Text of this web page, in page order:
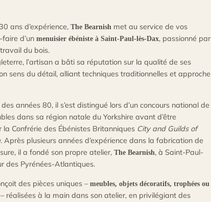
ans d’expérience,The Bearnish met au service de vos
faire d’unmenuisier ébéniste à Saint-Paul-lès-Dax, passionné par
du bois.
l’artisan a bâti sa réputation sur la qualité de ses
sens du détail, alliant techniques traditionnelles et approche
années 80, il s’est distingué lors d’un concours national de
dans sa région natale du Yorkshire avant d’être
la Confrérie des Ébénistes Britanniques City and Guilds of
. Après plusieurs années d’expérience dans la fabrication de
il a fondé son propre atelier,The Bearnish, à Saint-Paul-
des Pyrénées-Atlantiques.
des pièces uniques –meubles, objets décoratifs, trophées ou
– réalisées à la main dans son atelier, en privilégiant des